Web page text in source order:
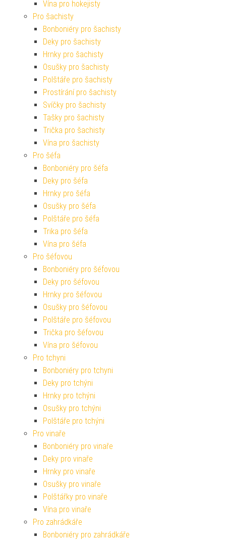
Vína pro hokejisty
Pro šachisty
Bonboniéry pro šachisty
Deky pro šachisty
Hrnky pro šachisty
Osušky pro šachisty
Polštáře pro šachisty
Prostírání pro šachisty
Svíčky pro šachisty
Tašky pro šachisty
Trička pro šachisty
Vína pro šachisty
Pro šéfa
Bonboniéry pro šéfa
Deky pro šéfa
Hrnky pro šéfa
Osušky pro šéfa
Polštáře pro šéfa
Trika pro šéfa
Vína pro šéfa
Pro šéfovou
Bonboniéry pro šéfovou
Deky pro šéfovou
Hrnky pro šéfovou
Osušky pro šéfovou
Polštáře pro šéfovou
Trička pro šéfovou
Vína pro šéfovou
Pro tchyni
Bonboniéry pro tchyni
Deky pro tchýni
Hrnky pro tchýni
Osušky pro tchýni
Polštáře pro tchýni
Pro vinaře
Bonboniéry pro vinaře
Deky pro vinaře
Hrnky pro vinaře
Osušky pro vinaře
Polštářky pro vinaře
Vína pro vinaře
Pro zahrádkáře
Bonboniéry pro zahrádkáře